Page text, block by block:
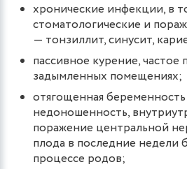
хронические инфекции, в
стоматологические и
— тонзиллит, синусит,
пассивное курение, частое
задымленных помещениях;
отягощенная
недоношенность,
поражение центральной
плода в последние недели
процессе родов;